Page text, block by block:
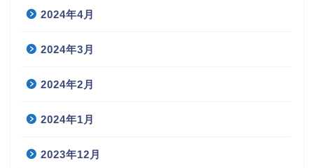
2024年4月
2024年3月
2024年2月
2024年1月
2023年12月